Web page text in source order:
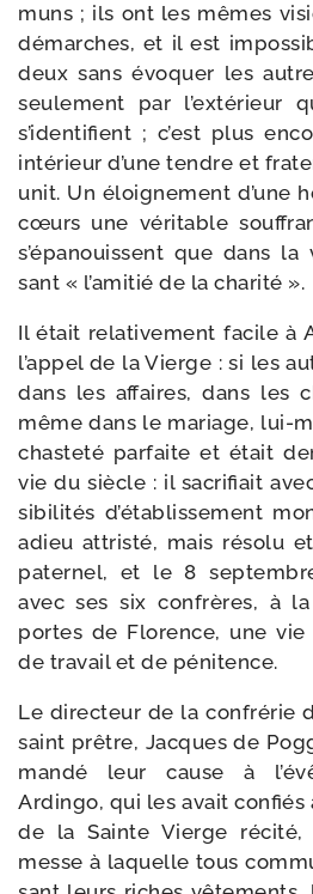
muns ; ils ont les mêmes
démarches, et il est
deux sans évo­quer les
seu­lement par l’extérieur
s’identifient ; c’est plus
inté­rieur d’une tendre et
unit. Un éloi­gne­ment d’une
cœurs une véri­table
s’épanouissent que dans
sant « l’amitié de la charité ».
Il était rela­ti­ve­ment facile à
l’appel de la Vierge : si les
dans les affaires, dans les
même dans le mariage, lui-​
chas­te­té par­faite et était
vie du siècle : il sacri­fiait
si­bi­li­tés d’établissement
adieu attris­té, mais réso­lu
pater­nel, et le 8
avec ses six confrères, à
portes de Florence, une vie
de tra­vail et de pénitence.
Le direc­teur de la confré­rie
saint prêtre, Jacques de
man­dé leur cause à
Ardingo, qui les avait confiés
de la Sainte Vierge
messe à laquelle tous